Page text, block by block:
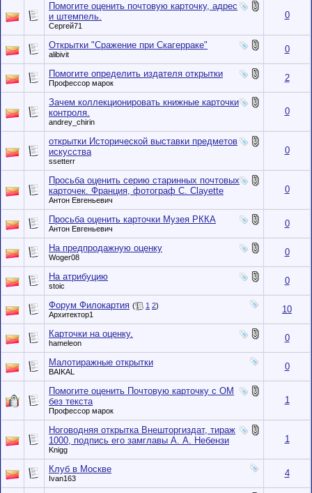
Помогите оценить почтовую карточку, адрес
и штемпель.
Сергей71
0
Открытки "Сражение при Скагерраке"
alibivit 0
Помогите определить издателя открытки
Профессор марок 2
Зачем коллекционировать книжные карточки
контроля.
andrey_chirin
0
открытки Исторической выставки предметов
искусства
ssetterr
0
Просьба оценить серию старинных почтовых
карточек. Франция, фотограф C. Clayette
Антон Евгеньевич
0
Просьба оценить карточки Музея РККА
Антон Евгеньевич 0
На предпродажную оценку
Woger08 0
На атрибуцию
stoic 0
Форум Филокартия ( 1 2)
Архитектор1
10
Карточки на оценку.
hameleon 0
Малотиражные открытки
BAIKAL 0
Помогите оценить Почтовую карточку с ОМ
без текста
Профессор марок
1
Ноговодняя открытка Внешторгиздат, тираж
1000, подпись его замглавы А. А. Небензи
Knigg
1
Клуб в Москве
Ivan163 4